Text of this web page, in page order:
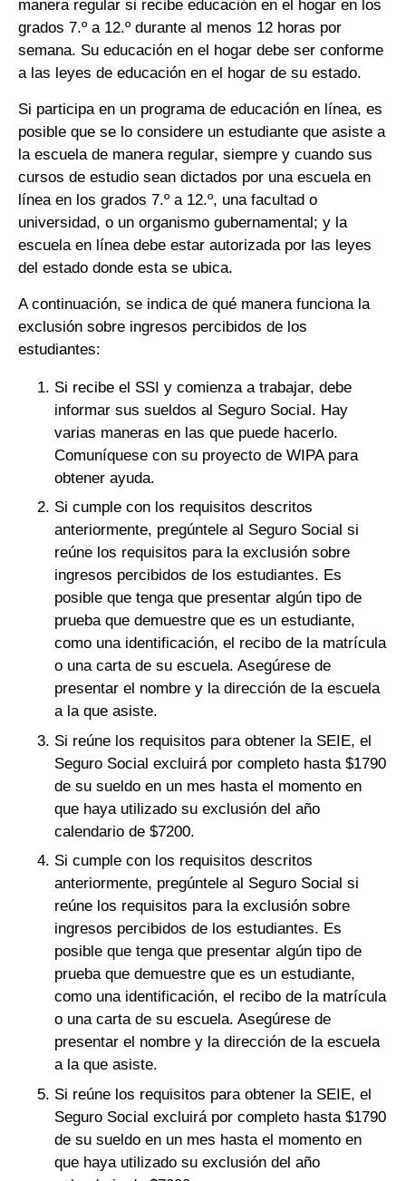
manera regular si recibe educación en el hogar en los
grados 7.º a 12.º durante al menos 12 horas por
semana. Su educación en el hogar debe ser conforme
a las leyes de educación en el hogar de su estado.
Si participa en un programa de educación en línea, es
posible que se lo considere un estudiante que asiste a
la escuela de manera regular, siempre y cuando sus
cursos de estudio sean dictados por una escuela en
línea en los grados 7.º a 12.º, una facultad o
universidad, o un organismo gubernamental; y la
escuela en línea debe estar autorizada por las leyes
del estado donde esta se ubica.
A continuación, se indica de qué manera funciona la
exclusión sobre ingresos percibidos de los
estudiantes:
Si recibe el SSI y comienza a trabajar, debe
informar sus sueldos al Seguro Social. Hay
varias maneras en las que puede hacerlo.
Comuníquese con su proyecto de WIPA para
obtener ayuda.
Si cumple con los requisitos descritos
anteriormente, pregúntele al Seguro Social si
reúne los requisitos para la exclusión sobre
ingresos percibidos de los estudiantes. Es
posible que tenga que presentar algún tipo de
prueba que demuestre que es un estudiante,
como una identificación, el recibo de la matrícula
o una carta de su escuela. Asegúrese de
presentar el nombre y la dirección de la escuela
a la que asiste.
Si reúne los requisitos para obtener la SEIE, el
Seguro Social excluirá por completo hasta $1790
de su sueldo en un mes hasta el momento en
que haya utilizado su exclusión del año
calendario de $7200.
Si cumple con los requisitos descritos
anteriormente, pregúntele al Seguro Social si
reúne los requisitos para la exclusión sobre
ingresos percibidos de los estudiantes. Es
posible que tenga que presentar algún tipo de
prueba que demuestre que es un estudiante,
como una identificación, el recibo de la matrícula
o una carta de su escuela. Asegúrese de
presentar el nombre y la dirección de la escuela
a la que asiste.
Si reúne los requisitos para obtener la SEIE, el
Seguro Social excluirá por completo hasta $1790
de su sueldo en un mes hasta el momento en
que haya utilizado su exclusión del año